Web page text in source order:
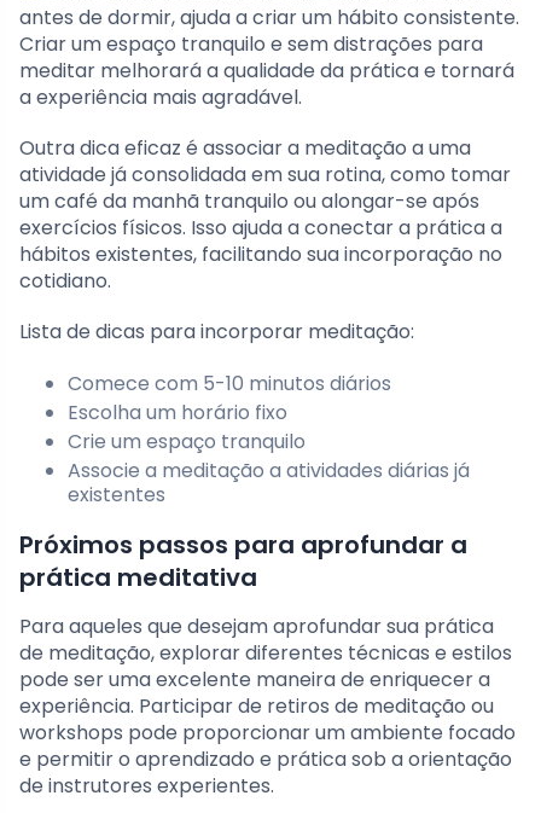
antes de dormir, ajuda a criar um hábito consistente.
Criar um espaço tranquilo e sem distrações para
meditar melhorará a qualidade da prática e tornará
a experiência mais agradável.
Outra dica eficaz é associar a meditação a uma
atividade já consolidada em sua rotina, como tomar
um café da manhã tranquilo ou alongar-se após
exercícios físicos. Isso ajuda a conectar a prática a
hábitos existentes, facilitando sua incorporação no
cotidiano.
Lista de dicas para incorporar meditação:
Comece com 5-10 minutos diários
Escolha um horário fixo
Crie um espaço tranquilo
Associe a meditação a atividades diárias já
existentes
Próximos passos para aprofundar a
prática meditativa
Para aqueles que desejam aprofundar sua prática
de meditação, explorar diferentes técnicas e estilos
pode ser uma excelente maneira de enriquecer a
experiência. Participar de retiros de meditação ou
workshops pode proporcionar um ambiente focado
e permitir o aprendizado e prática sob a orientação
de instrutores experientes.